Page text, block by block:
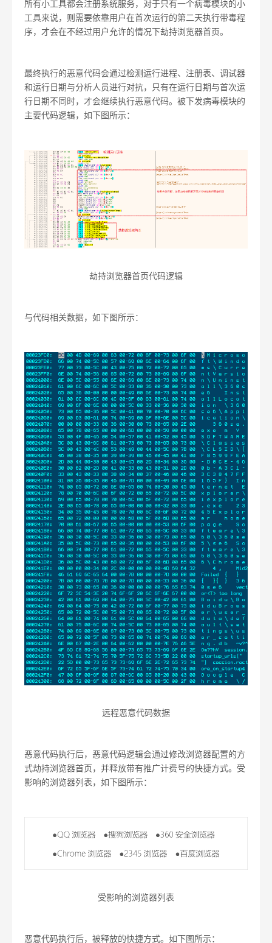
所有小工具都会注册系统服务，对于只有一个病毒模块的小
工具来说，则需要依靠用户在首次运行的第二天执行带毒程
序，才会在不经过用户允许的情况下劫持浏览器首页。
最终执行的恶意代码会通过检测运行进程、注册表、调试器
和运行日期与分析人员进行对抗，只有在运行日期与首次运
行日期不同时，才会继续执行恶意代码。被下发病毒模块的
主要代码逻辑，如下图所示：
劫持浏览器首页代码逻辑
与代码相关数据，如下图所示：
远程恶意代码数据
恶意代码执行后，恶意代码逻辑会通过修改浏览器配置的方
式劫持浏览器首页，并释放带有推广计费号的快捷方式。受
影响的浏览器列表，如下图所示：
受影响的浏览器列表
恶意代码执行后，被释放的快捷方式。如下图所示：